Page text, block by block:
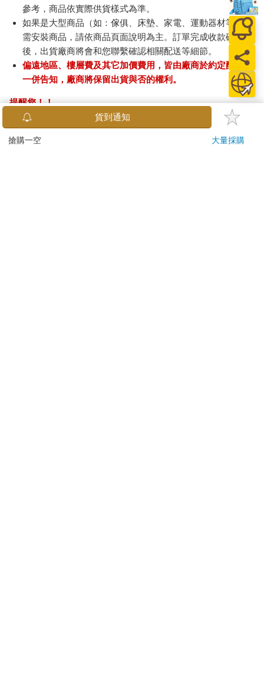
參考，商品依實際供貨樣式為準。
如果是大型商品（如：傢俱、床墊、家電、運動器材等）及
需安裝商品，請依商品頁面說明為主。訂單完成收款確認
後，出貨廠商將會和您聯繫確認相關配送等細節。
偏遠地區、樓層費及其它加價費用，皆由廠商於約定配送時
一併告知，廠商將保留出貨與否的權利。
提醒您！！
金石堂及銀行均不會請您操作ATM! 如接獲電話要求您前往
ATM提款機，請不要聽從指示，以免受騙上當！
貨到通知
搶購一空 大量採購